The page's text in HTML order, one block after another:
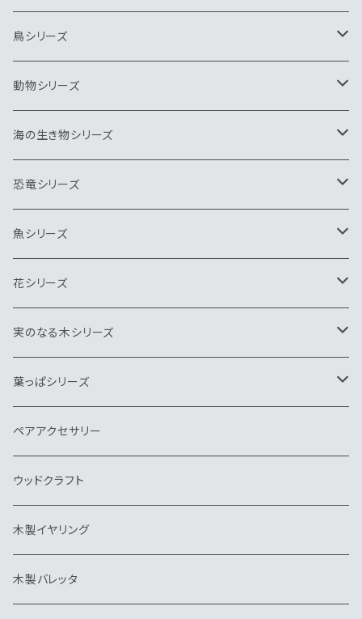
鳥シリーズ
ブローチ
ペンダント
ネクタイピン
キーホルダー
ヘアゴム
帯留
バッグチャーム
帽子クリップ
イヤリング
バレッタ
ピアス
動物シリーズ
ブローチ
ペンダント
ネクタイピン
キーホルダー
ヘアゴム
帽子クリップ
イヤリング
ピアス・イヤリング
海の生き物シリーズ
ブローチ
ペンダント
ネクタイピン
キーホルダー
バッグチャーム
ウッドクラフト
ヘアゴム
帽子クリップ
ピンブローチ・タイタック
恐竜シリーズ
ブローチ
ペンダント
ネクタイピン
キーホルダー
ピンブローチ・タイタック
魚シリーズ
ブローチ
ペンダント
ネクタイピン
キーホルダー
花シリーズ
ヘアゴム
ブローチ
ネクタイピン
実のなる木シリーズ
ペンダント
ブローチ
葉っぱシリーズ
ブローチ
ペンダント
ネクタイピン
キーホルダー
ペアアクセサリー
ウッドクラフト
木製イヤリング
木製バレッタ